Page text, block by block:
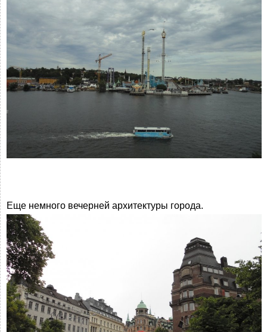
Еще немного вечерней архитектуры города.